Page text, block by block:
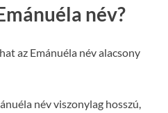
név?
az Emánuéla név alacsony
név viszonylag hosszú,